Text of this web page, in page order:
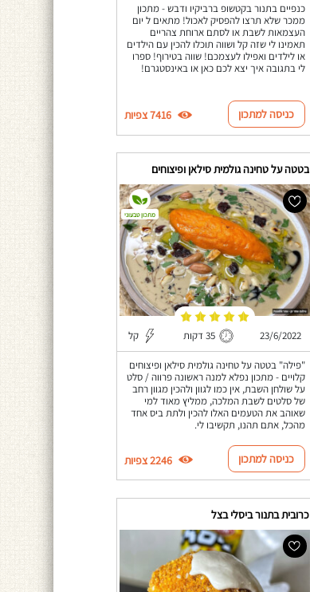
כנפיים בתנור בקטשופ ברביקיו ודבש - מתכון
ממכר שלא תרצו להפסיק לאכול! מתאים ל יום
העצמאות לשבת או לסתם ארוחת צהריים
תאמינו לי שזה קל ושווה תוכלו להכין עם הילדים
או לילדים ואפילו לעצמכם! שווה בטירוף! ספרו
לי בתגובה איך יצא לכם כאן או באינסטגרם!
כניסה למתכון 7416 צפיות
בטטה על טחינה גולמית סילאן ופיצוחים
23/6/2022 35 דקות קל
"פילה" בטטה על טחינה גולמית סילאן ופיצוחים
קלויים - מתכון נפלא למנה ראשונה פרווה / סלט
על שולחן השבת, אין כמו לגוון ולהכין מגוון רחב
של סלטים לשבת המלכה, ממליץ מאוד למי
שאוהב את הטעמים האלו להכין ולתת ביס אחד
מהכל, אתם תהנו, תקשיבו לי.
מתכון טבעוני
כניסה למתכון 2246 צפיות
כרובית בתנור ביסלי בצל